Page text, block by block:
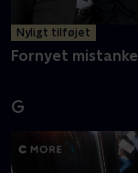
Nyligt tilføjet
Fornyet mistanke
G